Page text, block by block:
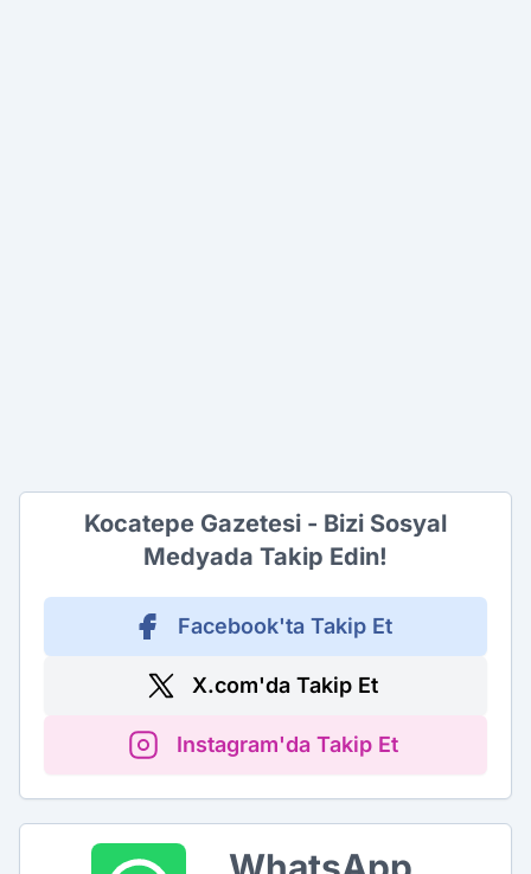
Kocatepe Gazetesi - Bizi Sosyal
Medyada Takip Edin!
Facebook'ta Takip Et
X.com'da Takip Et
Instagram'da Takip Et